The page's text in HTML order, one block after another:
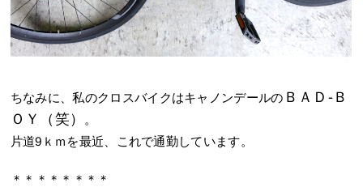
ちなみに、私のクロスバイクはキャノンデールの ＢＡＤ-Ｂ
ＯＹ（笑） 。
片道9ｋｍを最近、これで通勤しています。
＊＊＊＊＊＊＊＊